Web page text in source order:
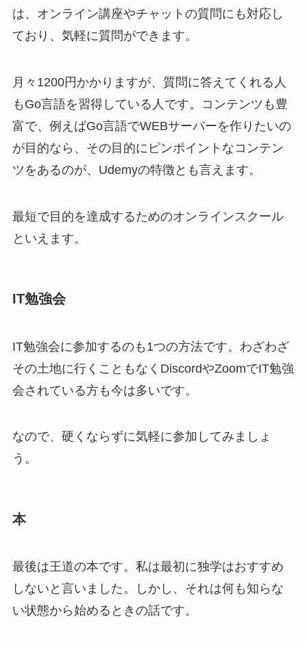
は、オンライン講座やチャットの質問にも対応し
ており、気軽に質問ができます。
月々1200円かかりますが、質問に答えてくれる人
もGo言語を習得している人です。コンテンツも豊
富で、例えばGo言語でWEBサーバーを作りたいの
が目的なら、その目的にピンポイントなコンテン
ツをあるのが、Udemyの特徴とも言えます。
最短で目的を達成するためのオンラインスクール
といえます。
IT勉強会
IT勉強会に参加するのも1つの方法です。わざわざ
その土地に行くこともなくDiscordやZoomでIT勉強
会されている方も今は多いです。
なので、硬くならずに気軽に参加してみましょ
う。
本
最後は王道の本です。私は最初に独学はおすすめ
しないと言いました。しかし、それは何も知らな
い状態から始めるときの話です。